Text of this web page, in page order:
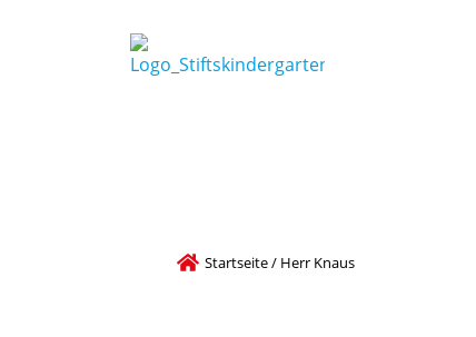
Startseite/ Herr Knaus